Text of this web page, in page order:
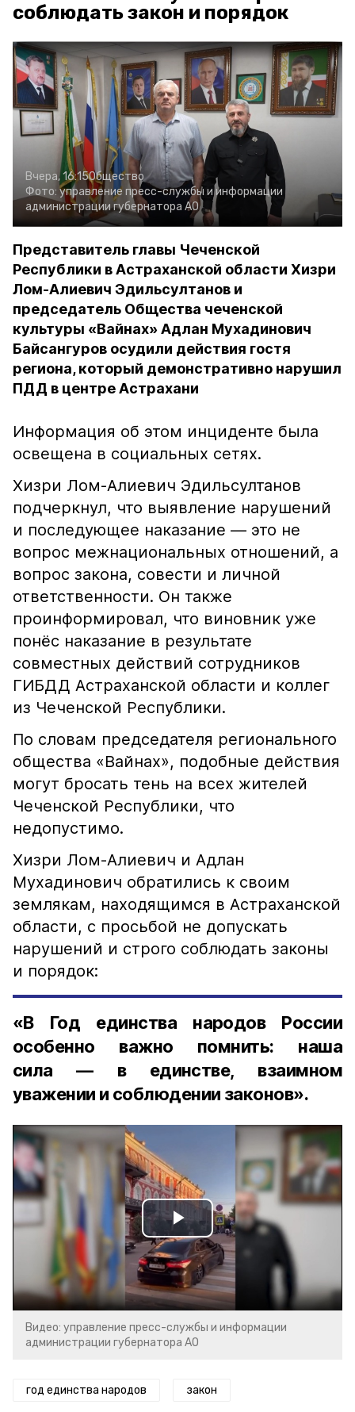
соблюдать закон и порядок
Вчера, 16:15Общество
Фото: управление пресс-службы и информации
администрации губернатора АО
Представитель главы Чеченской
Республики в Астраханской области Хизри
Лом-Алиевич Эдильсултанов и
председатель Общества чеченской
культуры «Вайнах» Адлан Мухадинович
Байсангуров осудили действия гостя
региона, который демонстративно нарушил
ПДД в центре Астрахани
Информация об этом инциденте была
освещена в социальных сетях.
Хизри Лом-Алиевич Эдильсултанов
подчеркнул, что выявление нарушений
и последующее наказание — это не
вопрос межнациональных отношений, а
вопрос закона, совести и личной
ответственности. Он также
проинформировал, что виновник уже
понёс наказание в результате
совместных действий сотрудников
ГИБДД Астраханской области и коллег
из Чеченской Республики.
По словам председателя регионального
общества «Вайнах», подобные действия
могут бросать тень на всех жителей
Чеченской Республики, что
недопустимо.
Хизри Лом-Алиевич и Адлан
Мухадинович обратились к своим
землякам, находящимся в Астраханской
области, с просьбой не допускать
нарушений и строго соблюдать законы
и порядок:
«В Год единства народов России
особенно важно помнить: наша
сила — в единстве, взаимном
уважении и соблюдении законов».
Play
Video
Видео: управление пресс-службы и информации
администрации губернатора АО
год единства народов закон